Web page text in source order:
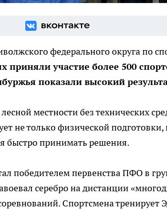
федерального округа по
приняли участие более 500
показали высокий
местности без технических
не только физической
быстро принимать решения.
победителем первенства ПФО в
серебро на дистанции
Спортсмена тренирует